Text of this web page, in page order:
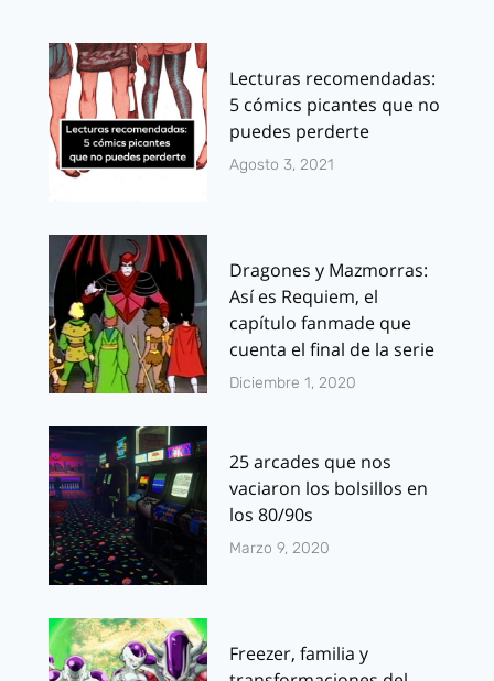
Lecturas recomendadas:
5 cómics picantes que no
puedes perderte
Agosto 3, 2021
Dragones y Mazmorras:
Así es Requiem, el
capítulo fanmade que
cuenta el final de la serie
Diciembre 1, 2020
25 arcades que nos
vaciaron los bolsillos en
los 80/90s
Marzo 9, 2020
Freezer, familia y